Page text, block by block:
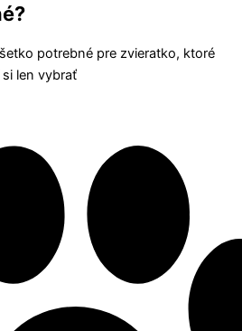
potrebné pre zvieratko, ktoré
len vybrať